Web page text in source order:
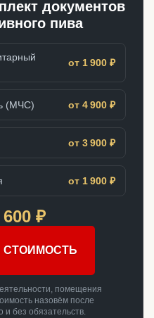
документов
пива
от 1 900 ₽
(МЧС) от 4 900 ₽
от 3 900 ₽
от 1 900 ₽
600 ₽
СТОИМОСТЬ
помещения
назовём после
и без обязательств.